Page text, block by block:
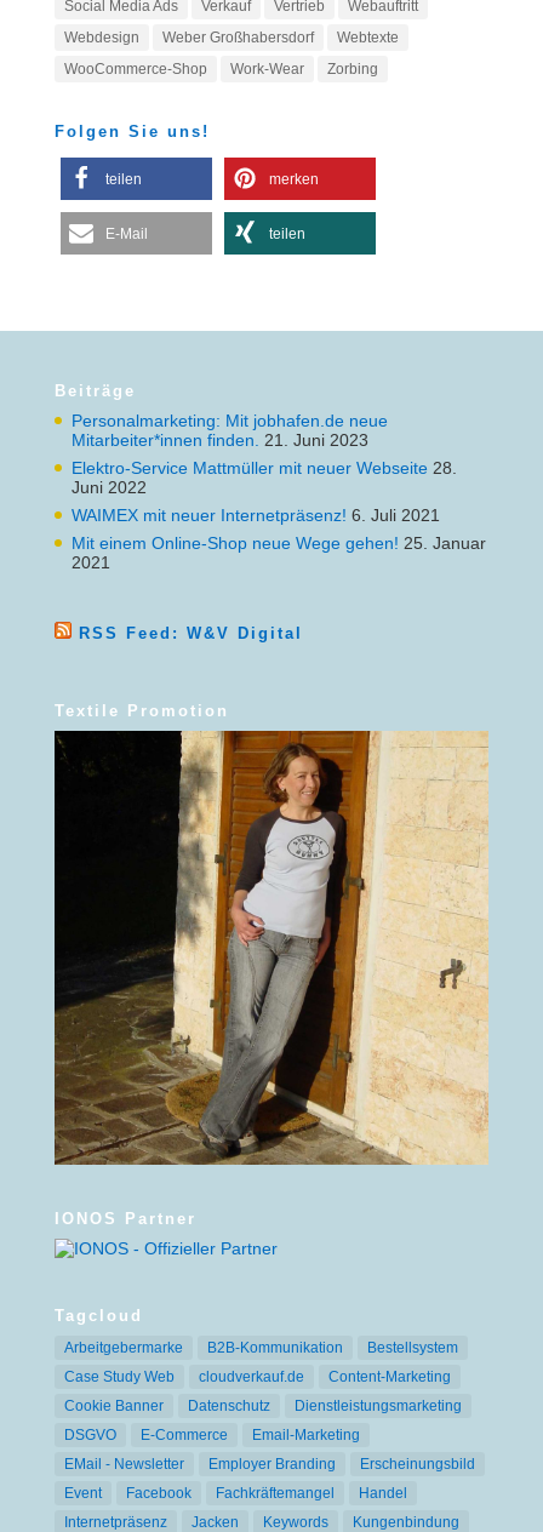
Social Media Ads Verkauf Vertrieb
Webauftritt
Webdesign
Weber Großhabersdorf
Webtexte
WooCommerce-Shop
Work-Wear Zorbing
Folgen Sie uns!
teilen merken
E-Mail teilen
Beiträge
Personalmarketing: Mit jobhafen.de neue
Mitarbeiter*innen finden.
21. Juni 2023
Elektro-Service Mattmüller mit neuer Webseite 28.
Juni 2022
WAIMEX mit neuer Internetpräsenz! 6. Juli 2021
Mit einem Online-Shop neue Wege gehen! 25. Januar
2021
RSS Feed: W&V Digital
Textile Promotion
IONOS Partner
Tagcloud
Arbeitgebermarke B2B-Kommunikation
Bestellsystem
Case Study Web
cloudverkauf.de
Content-Marketing
Cookie Banner
Datenschutz
Dienstleistungsmarketing
DSGVO
E-Commerce
Email-Marketing
EMail - Newsletter
Employer Branding
Erscheinungsbild
Event
Facebook Fachkräftemangel
Handel
Internetpräsenz
Jacken Keywords
Kungenbindung